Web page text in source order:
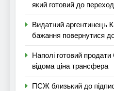
який готовий до
Видатний аргентинець
бажання повернутися
Наполі готовий
відома ціна трансфера
ПСЖ близький до